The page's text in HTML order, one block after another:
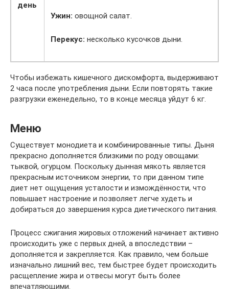
день
Ужин: овощной салат.
Перекус: несколько кусочков дыни.
Чтобы избежать кишечного дискомфорта, выдерживают
2 часа после употребления дыни. Если повторять такие
разгрузки еженедельно, то в конце месяца уйдут 6 кг.
Меню
Существует монодиета и комбинированные типы. Дыня
прекрасно дополняется близкими по роду овощами:
тыквой, огурцом. Поскольку дынная мякоть является
прекрасным источником энергии, то при данном типе
диет нет ощущения усталости и измождённости, что
повышает настроение и позволяет легче худеть и
добираться до завершения курса диетического питания.
Процесс сжигания жировых отложений начинает активно
происходить уже с первых дней, а впоследствии –
дополняется и закрепляется. Как правило, чем больше
изначально лишний вес, тем быстрее будет происходить
расщепление жира и отвесы могут быть более
впечатляющими.